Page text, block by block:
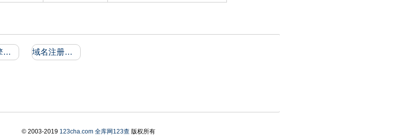
搜索引擎收录和反向链接 域名注册信息
© 2003-2019 123cha.com 全库网123查版权所有